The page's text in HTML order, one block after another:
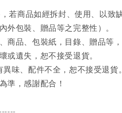
若商品如經拆封、使用、以致
外包裝、贈品等之完整性）。
商品、包裝紙，目錄、贈品
或遺失，恕不接受退貨。
味、配件不全，恕不接受退貨。
準，感謝配合！